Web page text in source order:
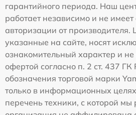
гарантийного периода. Наш
работает независимо и не
авторизации от
указанные на сайте, носят
ознакомительный характер и
офертой согласно п. 2 ст. 437
обозначения торговой марки
только в информационных
перечень техники, с которой